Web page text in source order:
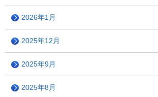
2026年1月
2025年12月
2025年9月
2025年8月